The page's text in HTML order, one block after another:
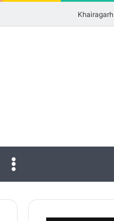
Khairagarh